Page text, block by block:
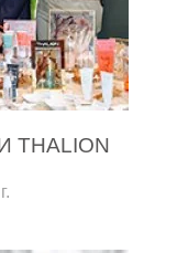
THALION